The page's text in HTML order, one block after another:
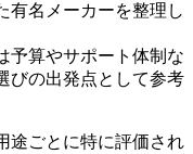
有名メーカーを整理し
予算やサポート体制な
びの出発点として参考
途ごとに特に評価され